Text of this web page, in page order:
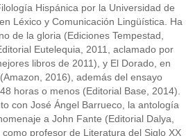
Hispánica por la Universidad de
Léxico y Comunicación Lingüística. Ha
de la gloria (Ediciones Tempestad,
Eutelequia, 2011, aclamado por
libros de 2011), y El Dorado, en
2016), además del ensayo
horas o menos (Editorial Base, 2014).
con José Ángel Barrueco, la antología
a John Fante (Editorial Dalya,
profesor de Literatura del Siglo XX